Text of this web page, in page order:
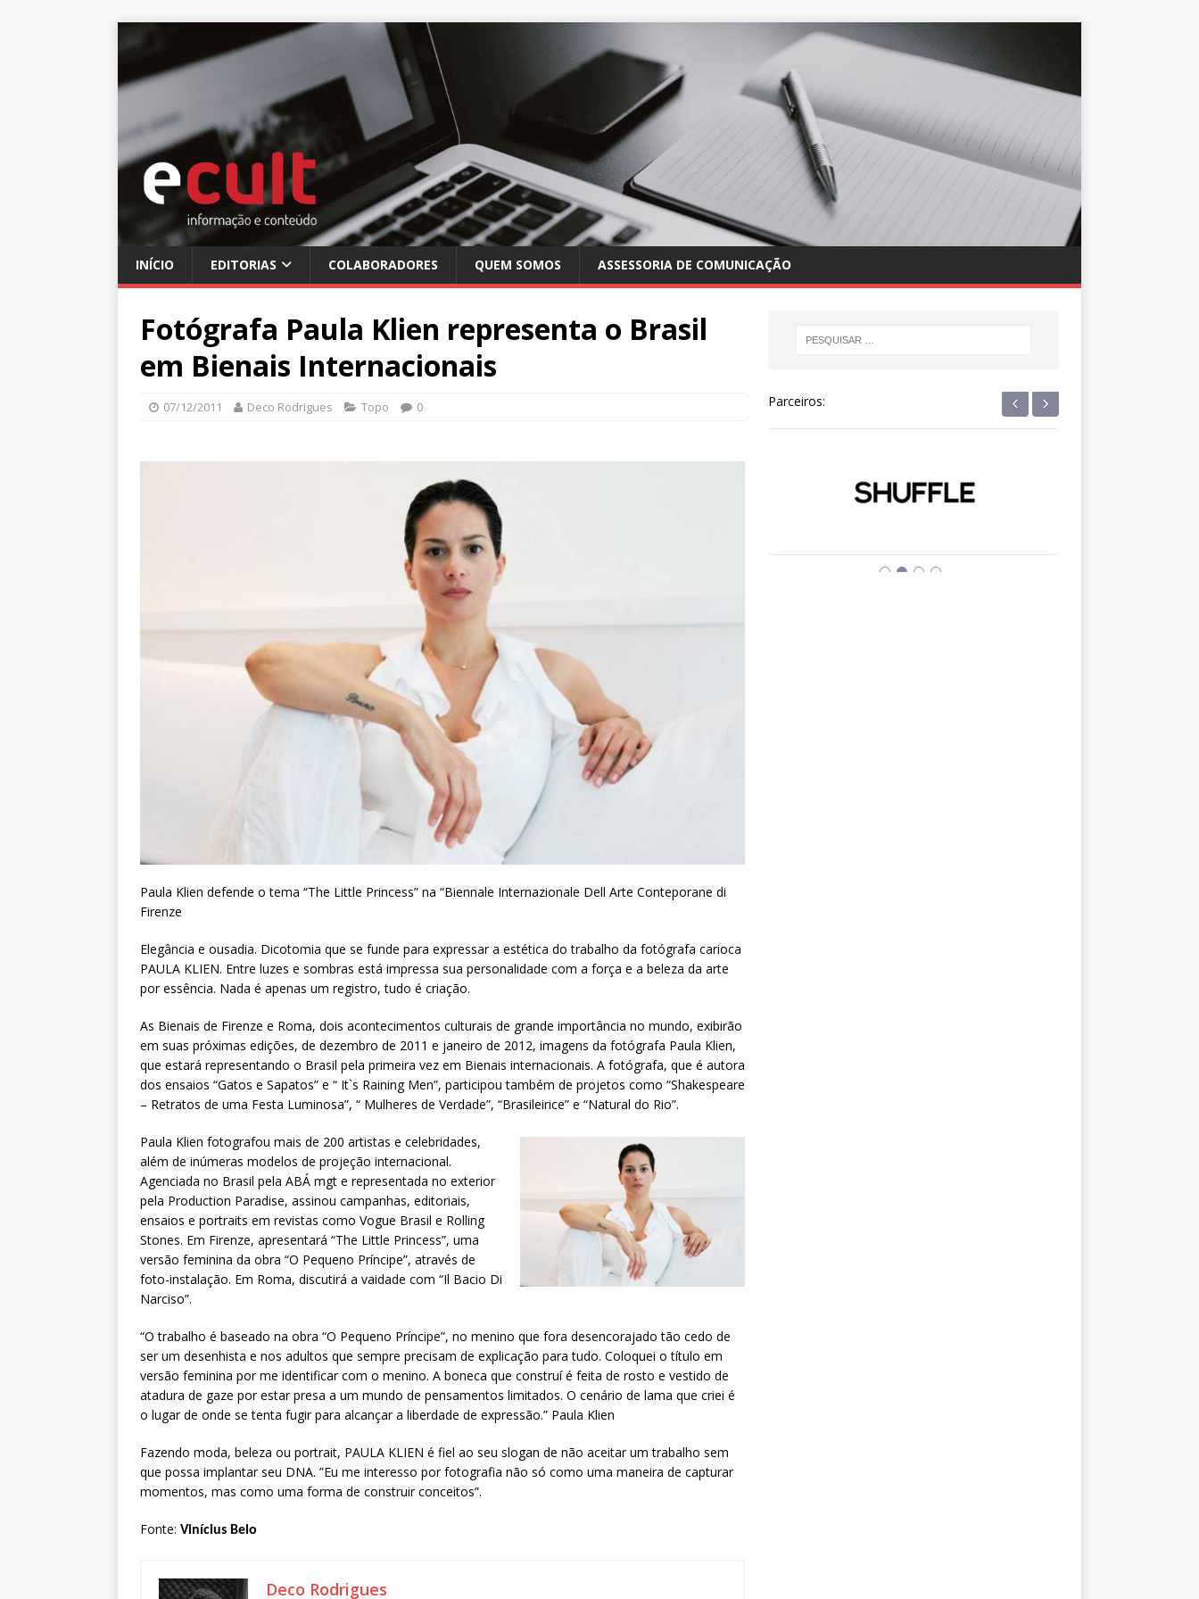
INÍCIO EDITORIAS COLABORADORES QUEM SOMOS ASSESSORIA DE COMUNICAÇÃO
Fotógrafa Paula Klien representa o Brasil
em Bienais Internacionais
07/12/2011 Deco Rodrigues Topo 0
Paula Klien defende o tema “The Little Princess” na “Biennale Internazionale Dell Arte Conteporane di
Firenze
Elegância e ousadia. Dicotomia que se funde para expressar a estética do trabalho da fotógrafa carioca
PAULA KLIEN. Entre luzes e sombras está impressa sua personalidade com a força e a beleza da arte
por essência. Nada é apenas um registro, tudo é criação.
As Bienais de Firenze e Roma, dois acontecimentos culturais de grande importância no mundo, exibirão
em suas próximas edições, de dezembro de 2011 e janeiro de 2012, imagens da fotógrafa Paula Klien,
que estará representando o Brasil pela primeira vez em Bienais internacionais. A fotógrafa, que é autora
dos ensaios “Gatos e Sapatos” e “ It`s Raining Men”, participou também de projetos como “Shakespeare
– Retratos de uma Festa Luminosa”, “ Mulheres de Verdade”, “Brasileirice” e “Natural do Rio”.
Paula Klien fotografou mais de 200 artistas e celebridades,
além de inúmeras modelos de projeção internacional.
Agenciada no Brasil pela ABÁ mgt e representada no exterior
pela Production Paradise, assinou campanhas, editoriais,
ensaios e portraits em revistas como Vogue Brasil e Rolling
Stones. Em Firenze, apresentará “The Little Princess”, uma
versão feminina da obra “O Pequeno Príncipe”, através de
foto-instalação. Em Roma, discutirá a vaidade com “Il Bacio Di
Narciso”.
“O trabalho é baseado na obra “O Pequeno Príncipe”, no menino que fora desencorajado tão cedo de
ser um desenhista e nos adultos que sempre precisam de explicação para tudo. Coloquei o título em
versão feminina por me identificar com o menino. A boneca que construí é feita de rosto e vestido de
atadura de gaze por estar presa a um mundo de pensamentos limitados. O cenário de lama que criei é
o lugar de onde se tenta fugir para alcançar a liberdade de expressão.” Paula Klien
Fazendo moda, beleza ou portrait, PAULA KLIEN é fiel ao seu slogan de não aceitar um trabalho sem
que possa implantar seu DNA. ”Eu me interesso por fotografia não só como uma maneira de capturar
momentos, mas como uma forma de construir conceitos”.
Fonte: Vinícius Belo
Deco Rodrigues
Parceiros: ‹ ›